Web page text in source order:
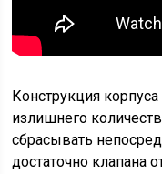
Конструкция
излишнего
сбрасывать
достаточно клапана